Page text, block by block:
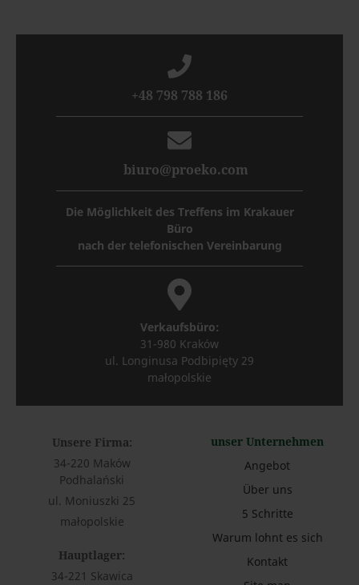
+48 798 788 186
biuro@proeko.com
Die Möglichkeit des Treffens im Krakauer
Büro
nach der telefonischen Vereinbarung
Verkaufsbüro:
31-980 Kraków
ul. Longinusa Podbipięty 29
małopolskie
Unsere Firma:
34-220 Maków
Podhalański
ul. Moniuszki 25
małopolskie
Hauptlager:
34-221 Skawica
unser Unternehmen
Angebot
Über uns
5 Schritte
Warum lohnt es sich
Kontakt